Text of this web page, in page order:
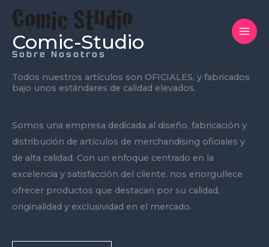
contenido
Comic-Studio
Sobre Nosotros
Todos nuestros artículos son OFICIALES, y fabricados
bajo unos estándares de calidad elevados.
Somos una empresa dedicada al diseño, fabricación y
distribución de artículos de merchandising oficiales y
de alta calidad. Con un enfoque centrado en la
excelencia y satisfacción del cliente, nos enorgullece
ofrecer productos que destacan por su calidad,
originalidad y exclusividad en el mercado.